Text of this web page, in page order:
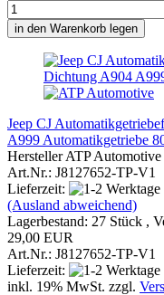
in den Warenkorb legen
Jeep CJ
A999 Automatikgetriebe
Hersteller ATP Automotive
Art.Nr.: J8127652-TP-V1
Lieferzeit:
(Ausland abweichend)
Lagerbestand: 27 Stück ,
29,00 EUR
Art.Nr.: J8127652-TP-V1
Lieferzeit:
inkl. 19% MwSt. zzgl.